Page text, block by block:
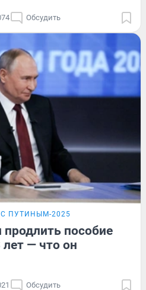
Обсудить
ПУТИНЫМ-2025
пособие
лет — что он
Обсудить